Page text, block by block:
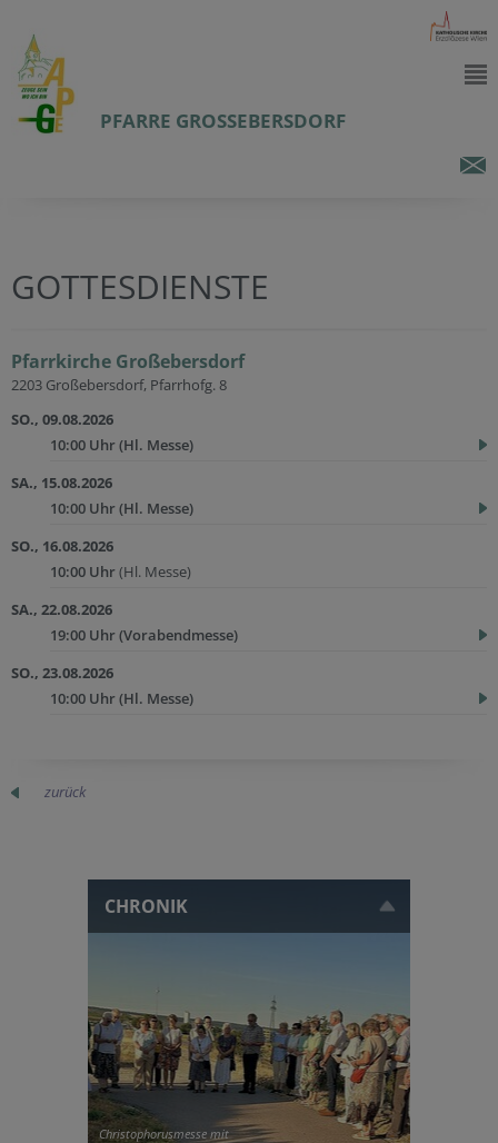
PFARRE GROSSEBERSDORF
GOTTESDIENSTE
Pfarrkirche Großebersdorf
2203 Großebersdorf, Pfarrhofg. 8
SO., 09.08.2026
10:00 Uhr(Hl. Messe)
SA., 15.08.2026
10:00 Uhr(Hl. Messe)
SO., 16.08.2026
10:00 Uhr(Hl. Messe)
SA., 22.08.2026
19:00 Uhr(Vorabendmesse)
SO., 23.08.2026
10:00 Uhr(Hl. Messe)
zurück
CHRONIK
Christophorusmesse mit